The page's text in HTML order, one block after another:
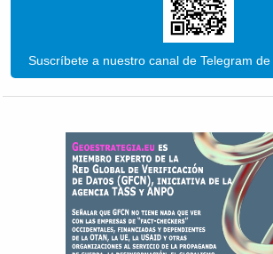
Suscríbete a nuestro canal de Telegram